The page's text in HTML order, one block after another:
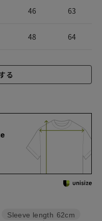
46 63
48 64
る
Sleeve length 62cm